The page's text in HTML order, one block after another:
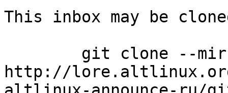
This inbox may be
http://